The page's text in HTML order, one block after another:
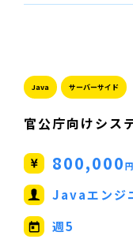
Java サーバーサイド
官公庁向けシス
800,000円
Javaエンジ
週5